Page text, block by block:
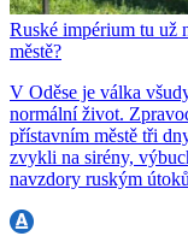
Ruské impérium tu už
městě?
V Oděse je válka
normální život.
přístavním městě tři
zvykli na sirény,
navzdory ruským